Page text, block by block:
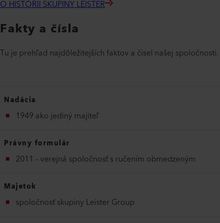
O HISTÓRII SKUPINY LEISTER
Fakty a čísla
Tu je prehľad najdôležitejších faktov a čísel našej spoločnosti.
Nadácia
1949 ako jediný majiteľ
Právny formulár
2011 – verejná spoločnosť s ručením obmedzeným
Majetok
spoločnosť skupiny Leister Group